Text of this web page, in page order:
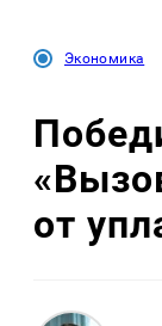
Экономика
от